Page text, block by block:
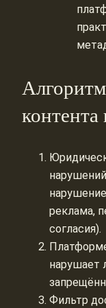
реклама,
согласия).
нарушает
Фильтр